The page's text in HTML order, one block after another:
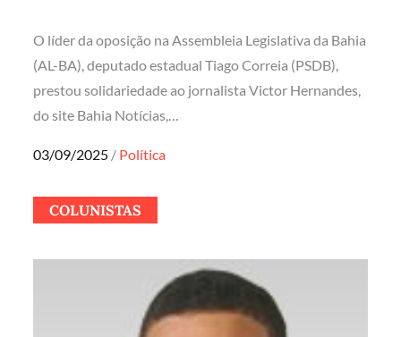
O líder da oposição na Assembleia Legislativa da Bahia
(AL-BA), deputado estadual Tiago Correia (PSDB),
prestou solidariedade ao jornalista Victor Hernandes,
do site Bahia Notícias,…
Posted
03/09/2025 Política
COLUNISTAS